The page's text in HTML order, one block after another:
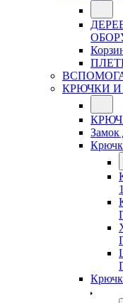
КРЮЧКИ